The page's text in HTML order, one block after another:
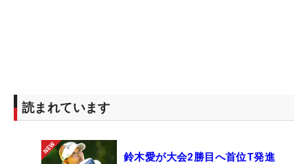
読まれています
鈴木愛が大会2勝目へ首位T発進